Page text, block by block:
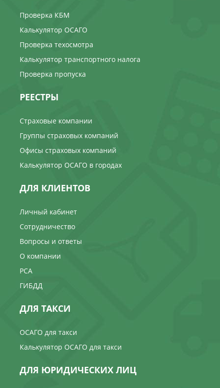
Проверка КБМ
Калькулятор ОСАГО
Проверка техосмотра
Калькулятор транспортного налога
Проверка пропуска
РЕЕСТРЫ
Страховые компании
Группы страховых компаний
Офисы страховых компаний
Калькулятор ОСАГО в городах
ДЛЯ КЛИЕНТОВ
Личный кабинет
Сотрудничество
Вопросы и ответы
О компании
РСА
ГИБДД
ДЛЯ ТАКСИ
ОСАГО для такси
Калькулятор ОСАГО для такси
ДЛЯ ЮРИДИЧЕСКИХ ЛИЦ